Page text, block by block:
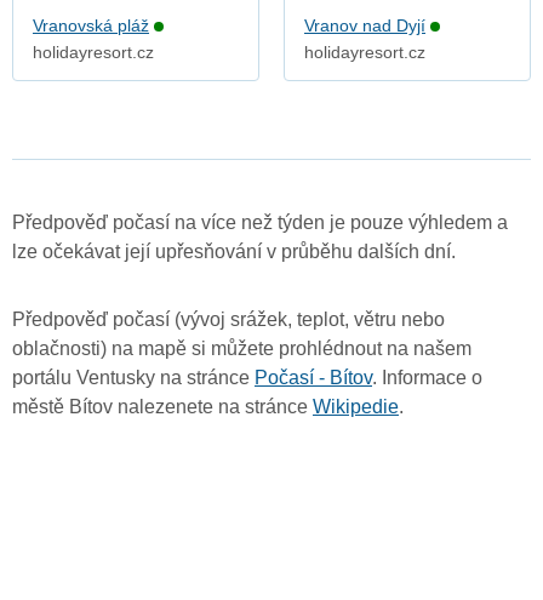
Vranovská pláž
holidayresort.cz
Vranov nad Dyjí
holidayresort.cz
Předpověď počasí na více než týden je pouze výhledem a
lze očekávat její upřesňování v průběhu dalších dní.
Předpověď počasí (vývoj srážek, teplot, větru nebo
oblačnosti) na mapě si můžete prohlédnout na našem
portálu Ventusky na stránce Počasí - Bítov. Informace o
městě Bítov nalezenete na stránce Wikipedie.